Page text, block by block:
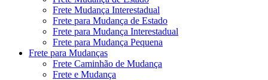
Frete Mudança Interestadual
Frete para Mudança de Estado
Frete para Mudança Interestadual
Frete para Mudança Pequena
Frete para Mudanças
Frete Caminhão de Mudança
Frete e Mudança